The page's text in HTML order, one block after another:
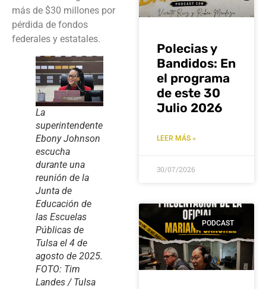
más de $30 millones por
pérdida de fondos
federales y estatales.
La
superintendente
Ebony Johnson
escucha
durante una
reunión de la
Junta de
Educación de
las Escuelas
Públicas de
Tulsa el 4 de
agosto de 2025.
FOTO: Tim
Landes / Tulsa
Polecias y
Bandidos: En
el programa
de este 30
Julio 2026
LEER MÁS »
30/07/2026
PODCAST